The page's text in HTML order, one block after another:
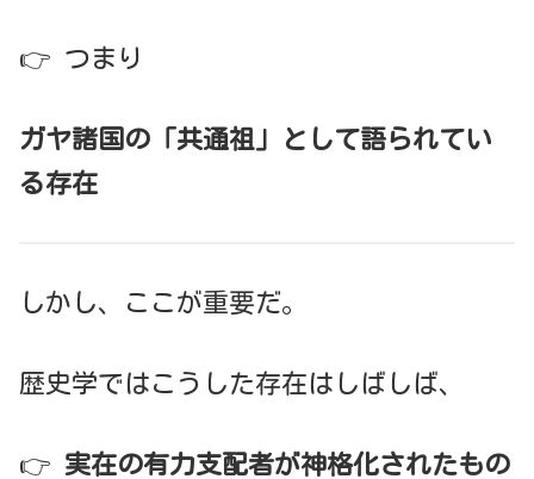
👉 つまり
ガヤ諸国の「共通祖」として語られてい
る存在
しかし、ここが重要だ。
歴史学ではこうした存在はしばしば、
👉 実在の有力支配者が神格化されたもの